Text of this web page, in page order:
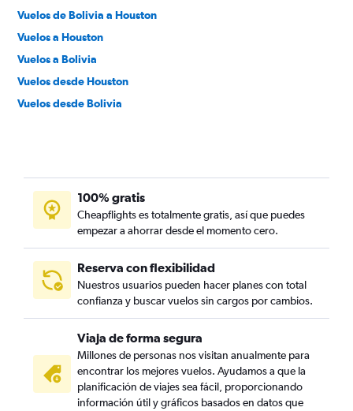
Vuelos de Bolivia a Houston
Vuelos a Houston
Vuelos a Bolivia
Vuelos desde Houston
Vuelos desde Bolivia
100% gratis
Cheapflights es totalmente gratis, así que puedes
empezar a ahorrar desde el momento cero.
Reserva con flexibilidad
Nuestros usuarios pueden hacer planes con total
confianza y buscar vuelos sin cargos por cambios.
Viaja de forma segura
Millones de personas nos visitan anualmente para
encontrar los mejores vuelos. Ayudamos a que la
planificación de viajes sea fácil, proporcionando
información útil y gráficos basados en datos que